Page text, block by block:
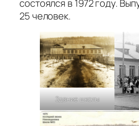
состоялся в 1972 году.
25 человек.
Здание школы